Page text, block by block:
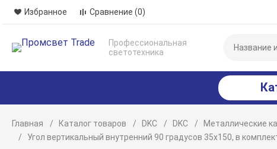
Избранное Сравнение (0)
Профессиональная
светотехника
Главная Каталог товаров DKC DKC Металлические
Угол вертикальный внутренний 90 градусов 35х150, в